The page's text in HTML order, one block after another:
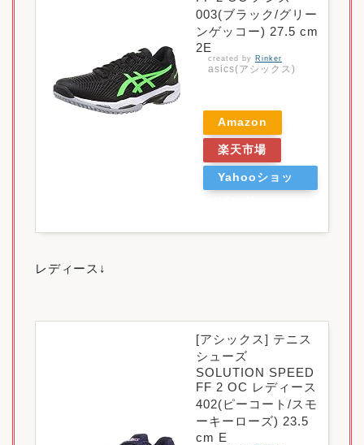
003(ブラック/グリー
ンゲッコー) 27.5 cm
2E
created by Rinker
asics(アシックス)
Amazon
楽天市場
Yahooショッ
レディース↓
[アシックス] テニス
シューズ
SOLUTION SPEED
FF 2 OC レディース
402(ピーコート/スモ
ーキーローズ) 23.5
cm E